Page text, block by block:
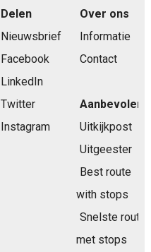
Delen
Nieuwsbrief
Facebook
LinkedIn
Twitter
Instagram
Over ons
Informatie
Contact
Aanbevolen
Uitkijkpost
Uitgeester
Best route
with stops
Snelste route
met stops